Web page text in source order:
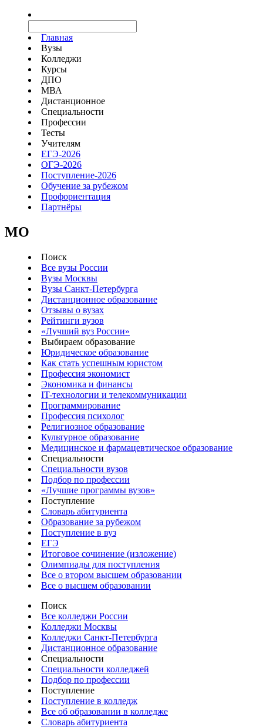
Главная
Вузы
Колледжи
Курсы
ДПО
МВА
Дистанционное
Специальности
Профессии
Тесты
Учителям
ЕГЭ-2026
ОГЭ-2026
Поступление-2026
Обучение за рубежом
Профориентация
Партнёры
MO
Поиск
Все вузы России
Вузы Москвы
Вузы Санкт-Петербурга
Дистанционное образование
Отзывы о вузах
Рейтинги вузов
«Лучший вуз России»
Выбираем образование
Юридическое образование
Как стать успешным юристом
Профессия экономист
Экономика и финансы
IT-технологии и телекоммуникации
Программирование
Профессия психолог
Религиозное образование
Культурное образование
Медицинское и фармацевтическое образование
Специальности
Специальности вузов
Подбор по профессии
«Лучшие программы вузов»
Поступление
Словарь абитуриента
Образование за рубежом
Поступление в вуз
ЕГЭ
Итоговое сочинение (изложение)
Олимпиады для поступления
Все о втором высшем образовании
Все о высшем образовании
Поиск
Все колледжи России
Колледжи Москвы
Колледжи Санкт-Петербурга
Дистанционное образование
Специальности
Специальности колледжей
Подбор по профессии
Поступление
Поступление в колледж
Все об образовании в колледже
Словарь абитуриента